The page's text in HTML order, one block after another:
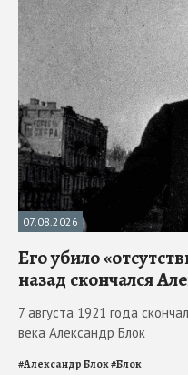
07.08.2026
Его убило
назад скончался
7 августа 1921 года
века Александр Блок
#Александр Блок#Блок